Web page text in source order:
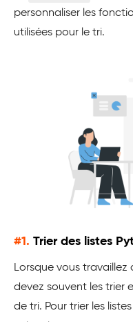
personnaliser les
utilisées pour le tri.
#1. Trier des listes
Lorsque vous travaillez
devez souvent les trier
de tri. Pour trier les